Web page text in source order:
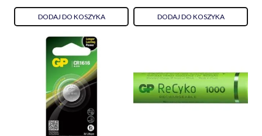
DODAJ DO KOSZYKA DODAJ DO KOSZYKA